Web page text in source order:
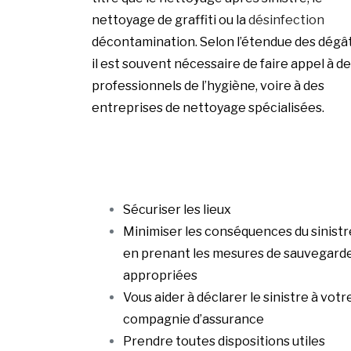
nettoyage de graffiti ou ladésinfection
décontamination. Selon l’étendue des
il est souvent nécessaire de faire appel à
professionnels de l’hygiène, voire à des
entreprises de nettoyage spécialisées.
Sécuriser les lieux
Minimiser les conséquences du
en prenant les mesures de
appropriées
Vous aider à déclarer le sinistre à
compagnie d’assurance
Prendre toutes dispositions utiles